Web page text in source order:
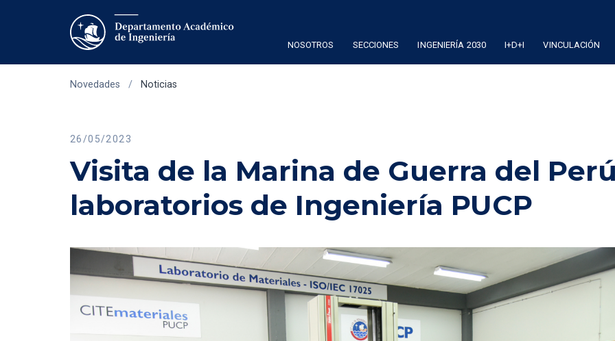
NOSOTROS SECCIONES INGENIERÍA 2030 I+D+I VINCULACIÓN
Novedades / Noticias
26/05/2023
Visita de la Marina de Guerra del
laboratorios de Ingeniería PUCP